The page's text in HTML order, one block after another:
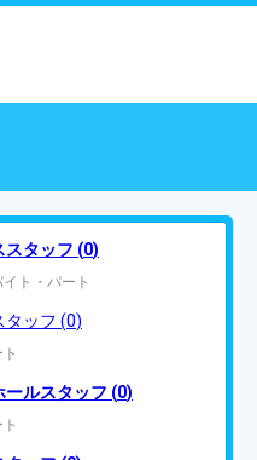
スタッフ (0)
ト・パート
タッフ (0)
ールスタッフ (0)